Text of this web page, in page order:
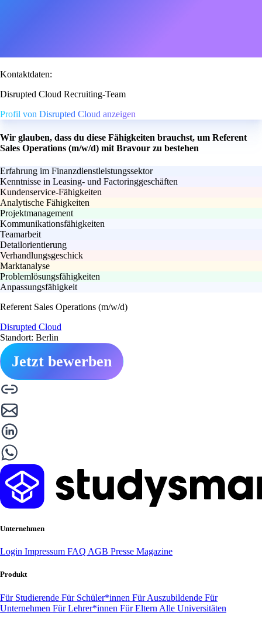
Kontaktdaten:
Disrupted Cloud Recruiting-Team
Profil von Disrupted Cloud anzeigen
Wir glauben, dass du diese Fähigkeiten brauchst, um Referent
Sales Operations (m/w/d) mit Bravour zu bestehen
Erfahrung im Finanzdienstleistungssektor
Kenntnisse in Leasing- und Factoringgeschäften
Kundenservice-Fähigkeiten
Analytische Fähigkeiten
Projektmanagement
Kommunikationsfähigkeiten
Teamarbeit
Detailorientierung
Verhandlungsgeschick
Marktanalyse
Problemlösungsfähigkeiten
Anpassungsfähigkeit
Referent Sales Operations (m/w/d)
Disrupted Cloud
Standort: Berlin
Jetzt bewerben
Unternehmen
Login Impressum FAQ AGB Presse Magazine
Produkt
Für Studierende Für Schüler*innen Für Auszubildende Für
Unternehmen Für Lehrer*innen Für Eltern Alle Universitäten